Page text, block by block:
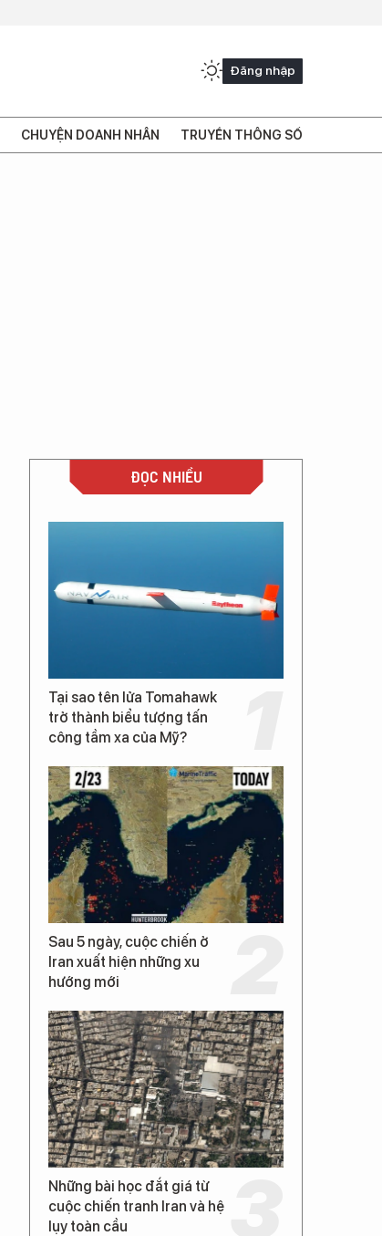
Đăng nhập
CHUYỆN DOANH NHÂN TRUYỀN THÔNG SỐ
ĐỌC NHIỀU
Tại sao tên lửa Tomahawk
trở thành biểu tượng tấn
công tầm xa của Mỹ?
Sau 5 ngày, cuộc chiến ở
Iran xuất hiện những xu
hướng mới
Những bài học đắt giá từ
cuộc chiến tranh Iran và hệ
lụy toàn cầu